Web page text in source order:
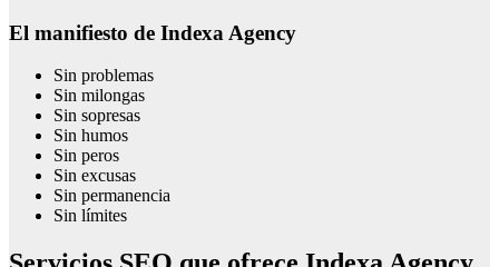
El manifiesto de Indexa Agency
Sin problemas
Sin milongas
Sin sopresas
Sin humos
Sin peros
Sin excusas
Sin permanencia
Sin límites